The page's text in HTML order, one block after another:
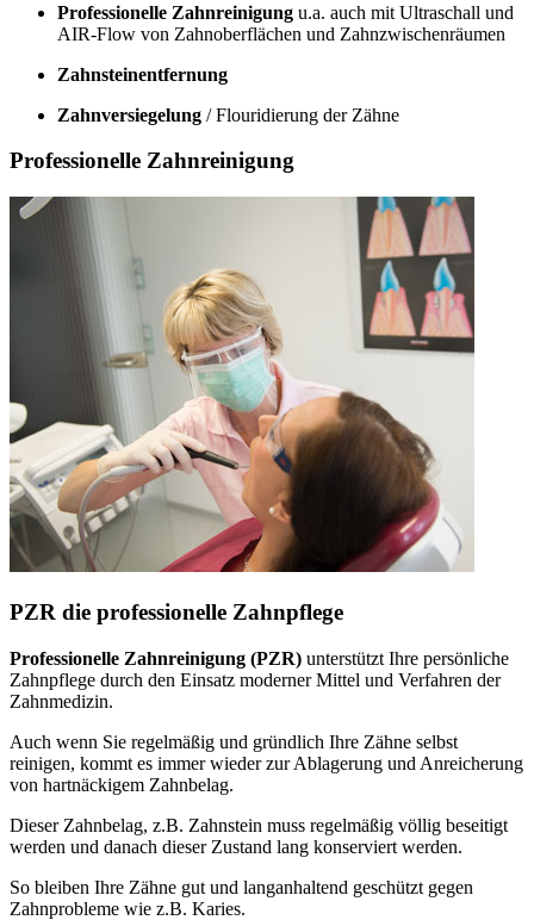
Professionelle Zahnreinigung u.a. auch mit Ultraschall und
AIR-Flow von Zahnoberflächen und Zahnzwischenräumen
Zahnsteinentfernung
Zahnversiegelung / Flouridierung der Zähne
Professionelle Zahnreinigung
PZR die professionelle Zahnpflege
Professionelle Zahnreinigung (PZR) unterstützt Ihre persönliche
Zahnpflege durch den Einsatz moderner Mittel und Verfahren der
Zahnmedizin.
Auch wenn Sie regelmäßig und gründlich Ihre Zähne selbst
reinigen, kommt es immer wieder zur Ablagerung und Anreicherung
von hartnäckigem Zahnbelag.
Dieser Zahnbelag, z.B. Zahnstein muss regelmäßig völlig beseitigt
werden und danach dieser Zustand lang konserviert werden.
So bleiben Ihre Zähne gut und langanhaltend geschützt gegen
Zahnprobleme wie z.B. Karies.